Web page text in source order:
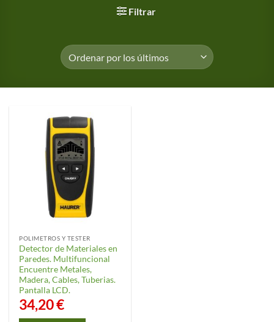
Filtrar
POLIMETROS Y TESTER
Detector de Materiales en
Paredes. Multifuncional
Encuentre Metales,
Madera, Cables, Tuberias.
Pantalla LCD.
34,20€